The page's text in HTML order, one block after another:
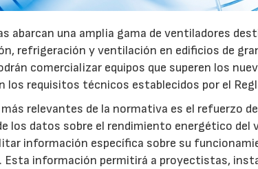
abarcan una amplia gama de ventiladores
refrigeración y ventilación en edificios de
comercializar equipos que superen los
los requisitos técnicos establecidos por el
relevantes de la normativa es el refuerzo
los datos sobre el rendimiento energético del
información específica sobre su
Esta información permitirá a proyectistas,